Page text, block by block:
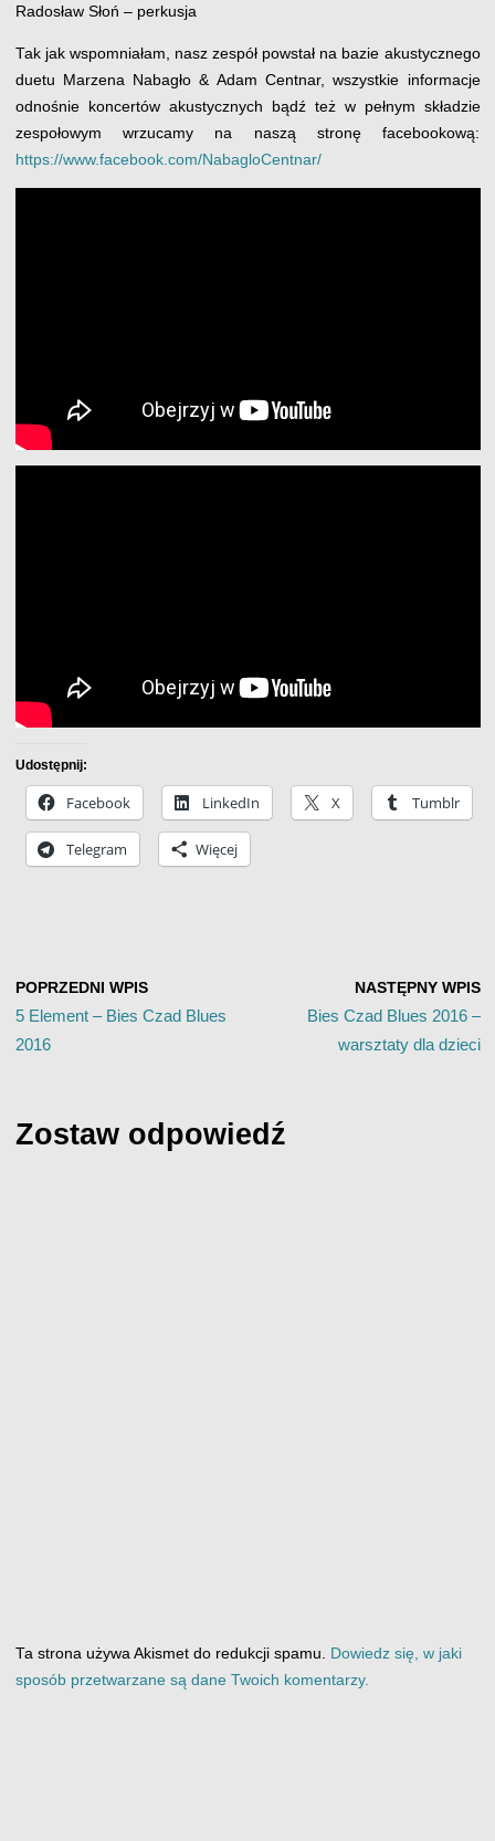
Radosław Słoń – perkusja
Tak jak wspomniałam, nasz zespół powstał na bazie akustycznego
duetu Marzena Nabagło & Adam Centnar, wszystkie informacje
odnośnie koncertów akustycznych bądź też w pełnym składzie
zespołowym wrzucamy na naszą stronę facebookową:
https://www.facebook.com/NabagloCentnar/
Udostępnij:
Facebook LinkedIn X Tumblr
Telegram Więcej
POPRZEDNI WPIS
5 Element – Bies Czad Blues
2016
NASTĘPNY WPIS
Bies Czad Blues 2016 –
warsztaty dla dzieci
Zostaw odpowiedź
Ta strona używa Akismet do redukcji spamu. Dowiedz się, w jaki
sposób przetwarzane są dane Twoich komentarzy.